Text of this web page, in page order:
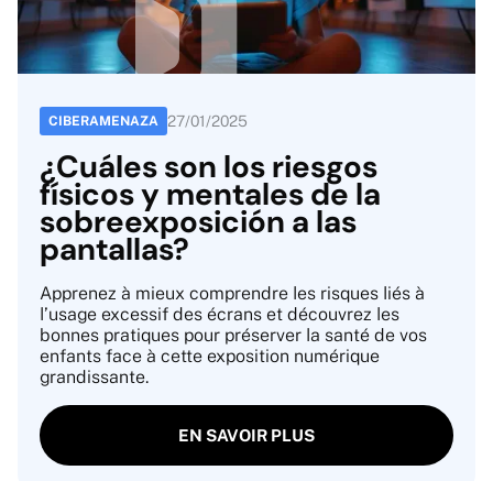
CIBERAMENAZA 27/01/2025
¿Cuáles son los riesgos
físicos y mentales de la
sobreexposición a las
pantallas?
Apprenez à mieux comprendre les risques liés à
l’usage excessif des écrans et découvrez les
bonnes pratiques pour préserver la santé de vos
enfants face à cette exposition numérique
grandissante.
EN SAVOIR PLUS